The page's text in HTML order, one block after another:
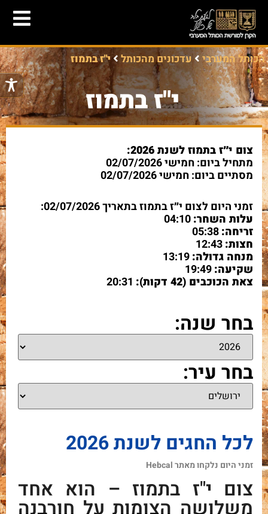
הכותל המערבי עדכונים מהכותל י"ז בתמוז
י"ז בתמוז
צום י״ז בתמוז לשנת 2026:
מתחיל ביום: חמישי 02/07/2026
מסתיים ביום: חמישי 02/07/2026
זמני היום לצום י״ז בתמוז בתאריך 02/07/2026:
עלות השחר:
זריחה:
חצות:
מנחה גדולה:
שקיעה:
צאת הכוכבים (42 דקות):
בחר שנה:
בחר עיר:
לכל החגים לשנת 2026
זמני היום נלקחו מאתרHebcal
צום י"ז בתמוז – הוא אחד
משלושה הצומות על חורבנה